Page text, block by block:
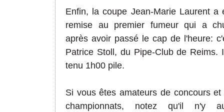
Enfin, la coupe Jean-Marie Laurent a
remise au premier fumeur qui a
après avoir passé le cap de l'heure:
Patrice Stoll, du Pipe-Club de Reims.
tenu 1h00 pile.
Si vous êtes amateurs de concours et
championnats, notez qu'il n'y